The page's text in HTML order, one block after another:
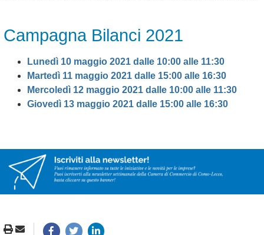
Campagna Bilanci 2021
Lunedì 10 maggio 2021 dalle 10:00 alle 11:30
Martedì 11 maggio 2021 dalle 15:00 alle 16:30
Mercoledì 12 maggio 2021 dalle 10:00 alle 11:30
Giovedì 13 maggio 2021 dalle 15:00 alle 16:30